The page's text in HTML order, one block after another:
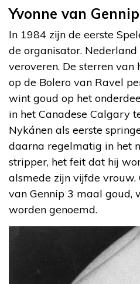
Yvonne van Gennip
In 1984 zijn de eerste
de organisator.
veroveren. De sterren
op de Bolero van Ravel
wint goud op het
in het Canadese Calgary
Nykánen als eerste
daarna regelmatig in het
stripper, het feit dat hij
alsmede zijn vijfde vrouw.
van Gennip 3 maal goud,
worden genoemd.